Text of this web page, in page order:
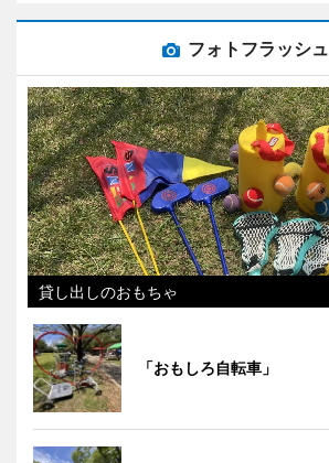
フォトフラッシュ
貸し出しのおもちゃ
「おもしろ自転車」